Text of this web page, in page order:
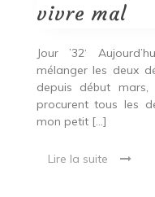
vivre mal
Jour ’32‘
mélanger les deux
depuis début
procurent tous les
mon petit […]
Lire la suite